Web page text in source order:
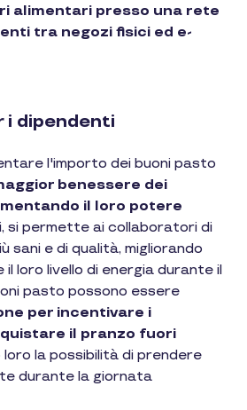
alimentari presso una rete
tra negozi fisici ed e-
i dipendenti
l'importo dei buoni pasto
benessere dei
il loro potere
si permette ai collaboratori di
sani e di qualità, migliorando
il loro livello di energia durante il
pasto possono essere
per incentivare i
il pranzo fuori
loro la possibilità di prendere
durante la giornata